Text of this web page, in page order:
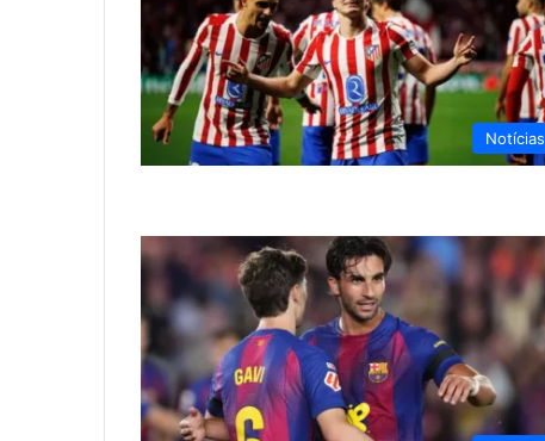
Notícias